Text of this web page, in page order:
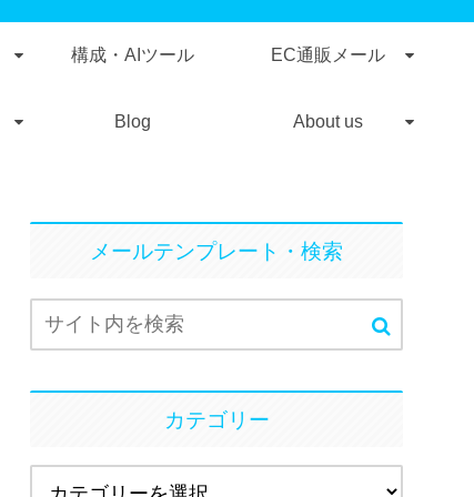
構成・AIツール EC通販メール
Blog About us
メールテンプレート・検索
カテゴリー